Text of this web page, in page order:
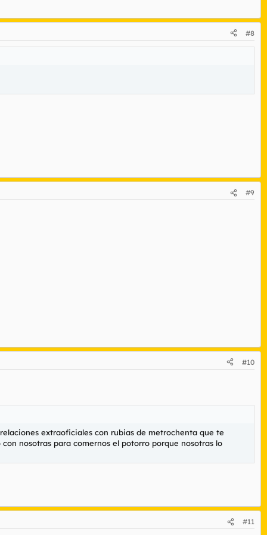
#8
#9
#10
extraoficiales con rubias de metrochenta que te
nosotras para comernos el potorro porque nosotras lo
#11